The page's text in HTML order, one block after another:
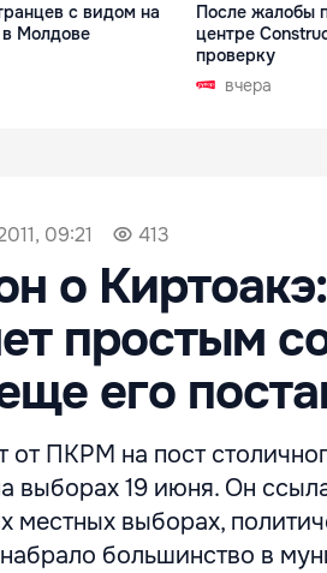
с видом на
Молдове
После жалобы
центре
проверку
вчера
09:21 413
о
простым
его
от ПКРМ на пост
выборах 19 июня. Он
местных выборах,
набрало большинство в